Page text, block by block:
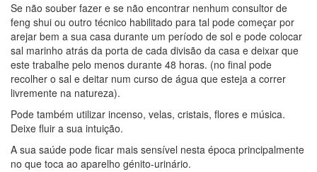
Se não souber fazer e se não encontrar nenhum consultor de
feng shui ou outro técnico habilitado para tal pode começar por
arejar bem a sua casa durante um período de sol e pode colocar
sal marinho atrás da porta de cada divisão da casa e deixar que
este trabalhe pelo menos durante 48 horas. (no final pode
recolher o sal e deitar num curso de água que esteja a correr
livremente na natureza).
Pode também utilizar incenso, velas, cristais, flores e música.
Deixe fluir a sua intuição.
A sua saúde pode ficar mais sensível nesta época principalmente
no que toca ao aparelho génito-urinário.